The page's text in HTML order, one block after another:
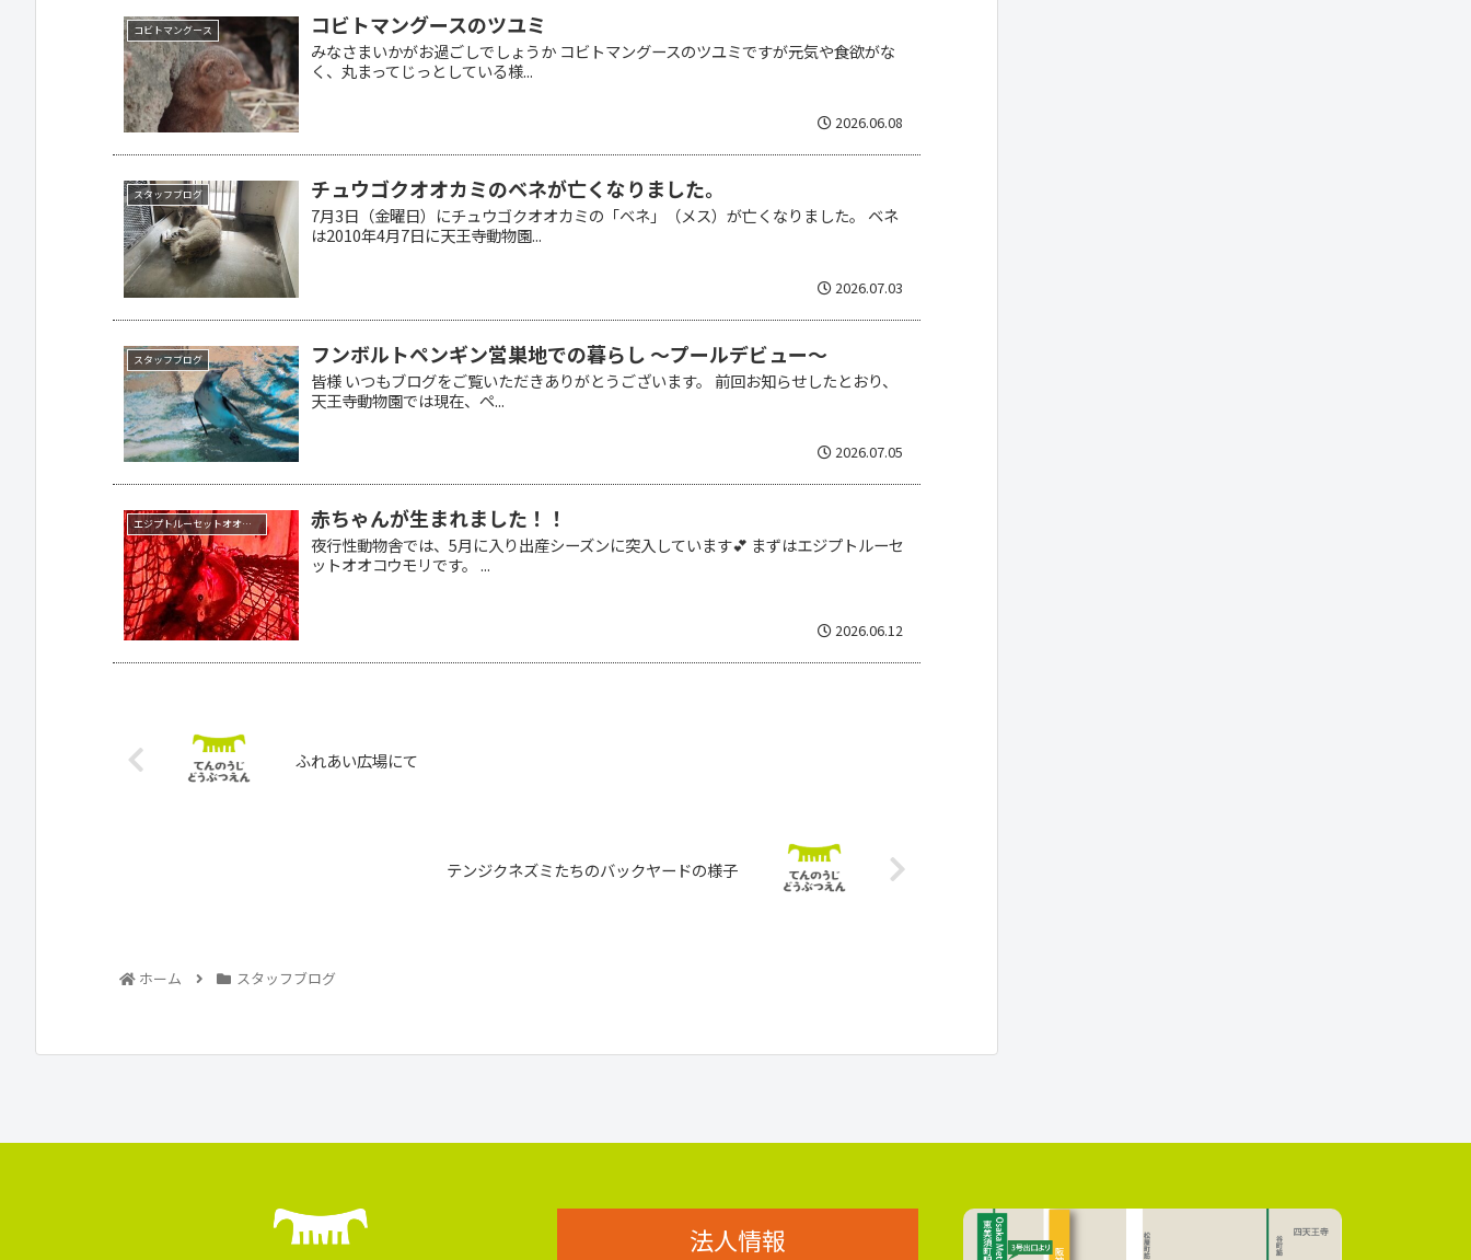
コビトマングース コビトマングースのツユミ
みなさまいかがお過ごしでしょうか コビトマングースのツユミですが元気や食欲がな
く、丸まってじっとしている様...
2026.06.08
スタッフブログ チュウゴクオオカミのベネが亡くなりました。
7月3日（金曜日）にチュウゴクオオカミの「ベネ」（メス）が亡くなりました。 ベネ
は2010年4月7日に天王寺動物園...
2026.07.03
スタッフブログ フンボルトペンギン営巣地での暮らし ～プールデビュー～
皆様 いつもブログをご覧いただきありがとうございます。 前回お知らせしたとおり、
天王寺動物園では現在、ペ...
2026.07.05
エジプトルーセットオオコウモリ 赤ちゃんが生まれました！！
夜行性動物舎では、5月に入り出産シーズンに突入しています💕 まずはエジプトルーセ
ットオオコウモリです。 ...
2026.06.12
ふれあい広場にて
テンジクネズミたちのバックヤードの様子
ホーム スタッフブログ
法人情報